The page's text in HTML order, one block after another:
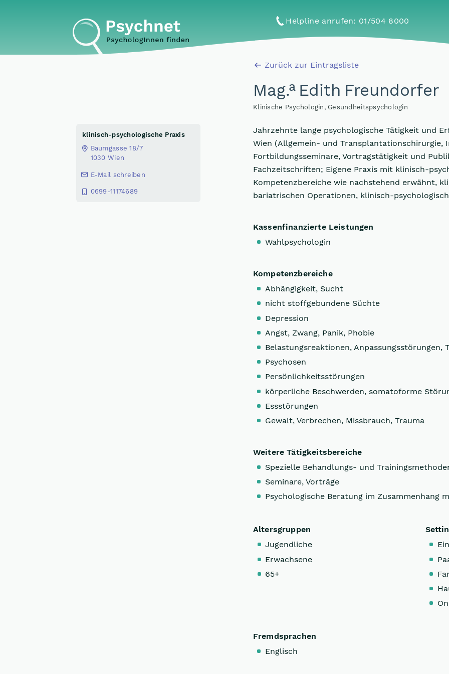
Helpline anrufen: 01/504 8000
Zurück zur Eintragsliste
Mag.aEdith Freundorfer
Klinische Psychologin, Gesundheitspsychologin
klinisch-psychologische Praxis
Baumgasse 18/7
1030 Wien
E-Mail schreiben
0699-11174689
Jahrzehnte lange psychologische Tätigkeit und
Wien (Allgemein- und Transplantationschirurgie,
Fortbildungsseminare, Vortragstätigkeit und
Fachzeitschriften; Eigene Praxis mit klinisch-
Kompetenzbereiche wie nachstehend erwähnt,
bariatrischen Operationen, klinisch-
Kassenfinanzierte Leistungen
Wahlpsychologin
Kompetenzbereiche
Abhängigkeit, Sucht
nicht stoffgebundene Süchte
Depression
Angst, Zwang, Panik, Phobie
Belastungsreaktionen, Anpassungsstörungen,
Psychosen
Persönlichkeitsstörungen
körperliche Beschwerden, somatoforme
Essstörungen
Gewalt, Verbrechen, Missbrauch, Trauma
Weitere Tätigkeitsbereiche
Spezielle Behandlungs- und
Seminare, Vorträge
Psychologische Beratung im Zusammenhang
Altersgruppen
Jugendliche
Erwachsene
65+
Fremdsprachen
Englisch